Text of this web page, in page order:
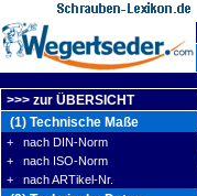
>>> zur ÜBERSICHT
(1) Technische Maße
+ nach DIN-Norm
+ nach ISO-Norm
+ nach ARTikel-Nr.